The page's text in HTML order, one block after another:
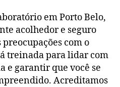
em Porto Belo,
acolhedor e seguro
com o
treinada para lidar com
e garantir que você se
Acreditamos